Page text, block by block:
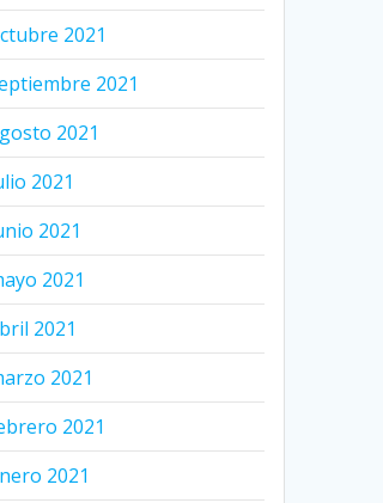
2021
2021
2021
2021
2021
2021
2021
2021
2021
2021